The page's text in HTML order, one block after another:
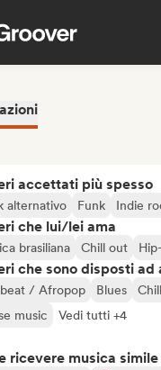
accettati più spesso
alternativo Funk Indie
che lui/lei ama
brasiliana Chill out
che sono disposti ad
/ Afropop Blues
music
Vedi tutti +4
ricevere musica simile